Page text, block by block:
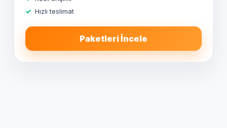
Hızlı teslimat
Paketleri İncele